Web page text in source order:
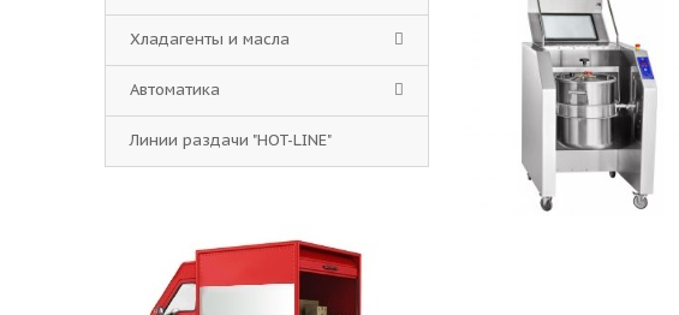
Хладагенты и масла
Автоматика
Линии раздачи "HOT-LINE"